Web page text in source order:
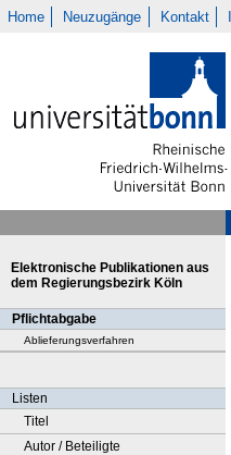
Home Neuzugänge Kontakt
Elektronische Publikationen aus
dem Regierungsbezirk Köln
Pflichtabgabe
Ablieferungsverfahren
Listen
Titel
Autor / Beteiligte